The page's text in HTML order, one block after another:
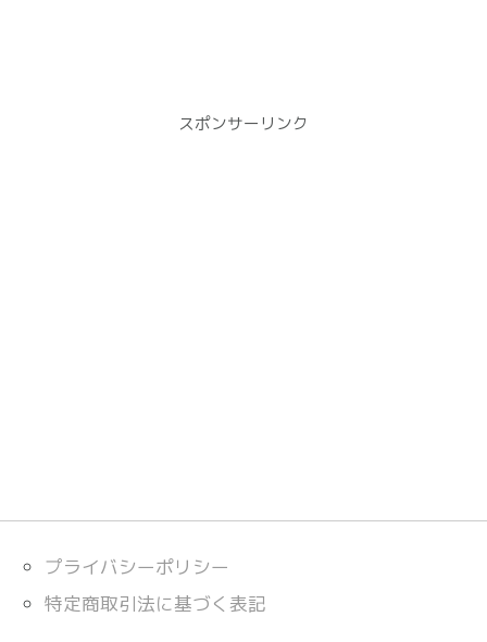
スポンサーリンク
プライバシーポリシー
特定商取引法に基づく表記